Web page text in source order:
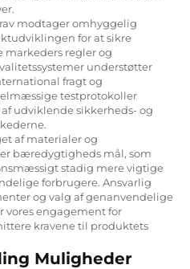
modtager omhyggelig
for at sikre
regler og
understøtter
fragt og
testprotokoller
udviklende sikkerheds- og
af materialer og
bæredygtigheds mål, som
stadig mere vigtige
forbrugere. Ansvarlig
og valg af genanvendelige
vores engagement for
kravene til produktets
Muligheder